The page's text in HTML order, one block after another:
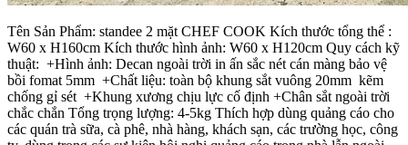
Tên Sản Phẩm: standee 2 mặt CHEF COOK Kích thước tổng thể :
W60 x H160cm Kích thước hình ảnh: W60 x H120cm Quy cách kỹ
thuật: +Hình ảnh: Decan ngoài trời in ấn sắc nét cán màng bảo vệ
bồi fomat 5mm +Chất liệu: toàn bộ khung sắt vuông 20mm kẽm
chống gỉ sét +Khung xương chịu lực cố định +Chân sắt ngoài trời
chắc chắn Tổng trọng lượng: 4-5kg Thích hợp dùng quảng cáo cho
các quán trà sữa, cà phê, nhà hàng, khách sạn, các trường học, công